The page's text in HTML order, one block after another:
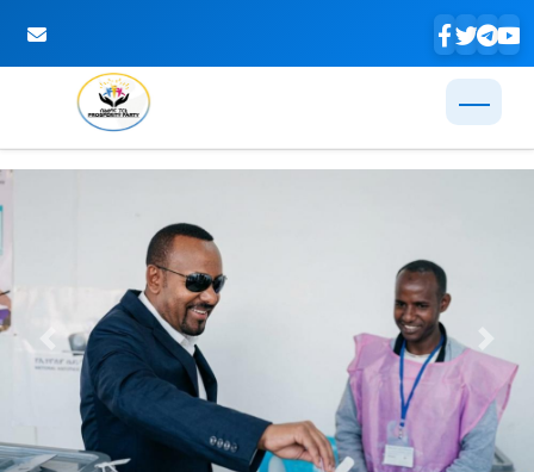
Skip to Main Content
Previous Next